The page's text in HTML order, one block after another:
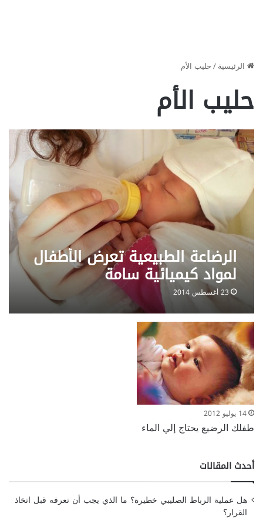
الرئيسية/حليب الأم
حليب الأم
الرضاعة الطبيعية تعرض الأطفال
لمواد كيميائية سامة
23 أغسطس 2014
14 يوليو 2012
طفلك الرضيع يحتاج إلي الماء
أحدث المقالات
هل عملية الرباط الصليبي خطيرة؟ ما الذي يجب أن تعرفه قبل اتخاذ
القرار؟